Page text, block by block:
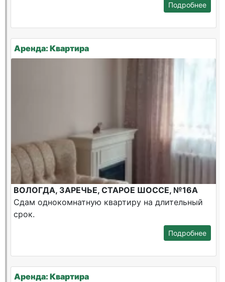
Подробнее
Аренда: Квартира
ВОЛОГДА, ЗАРЕЧЬЕ, СТАРОЕ ШОССЕ, №16А
Сдам однокомнатную квартиру на длительный
срок.
Подробнее
Аренда: Квартира